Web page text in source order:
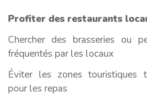
Profiter des restaurants
Chercher des brasseries ou
fréquentés par les locaux
Éviter les zones touristiques
pour les repas